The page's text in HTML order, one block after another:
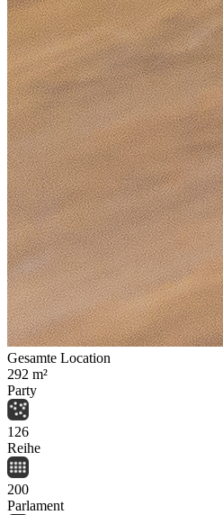
Gesamte Location
292 m²
Party
126
Reihe
200
Parlament